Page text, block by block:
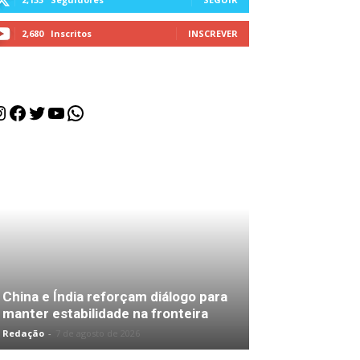
2,680 Inscritos INSCREVER
Facebook
Twitter
Youtube
WhatsApp
China e Índia reforçam diálogo para
manter estabilidade na fronteira
Redação -